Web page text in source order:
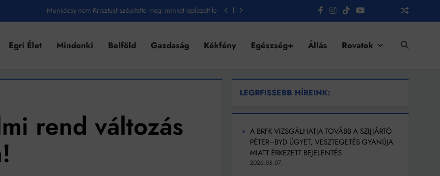
Munkácsy nem Krisztust szépítette meg: minket leplezett le
Amikor a Tetris boldogabbá tesz, mint a szerelem
Az öregség nem csak ránc?
Egri Élet Mindenki Belföld Gazdaság Kékfény Egészség+ Állás Rovatok
rend változás
LEGRFISSEBB HÍREINK:
A BRFK VIZSGÁLHATJA TOVÁBB A SZIJJÁRTÓ
PÉTER–BYD ÜGYET, VESZTEGETÉS GYANÚJA
MIATT ÉRKEZETT BEJELENTÉS
2026.08.07.